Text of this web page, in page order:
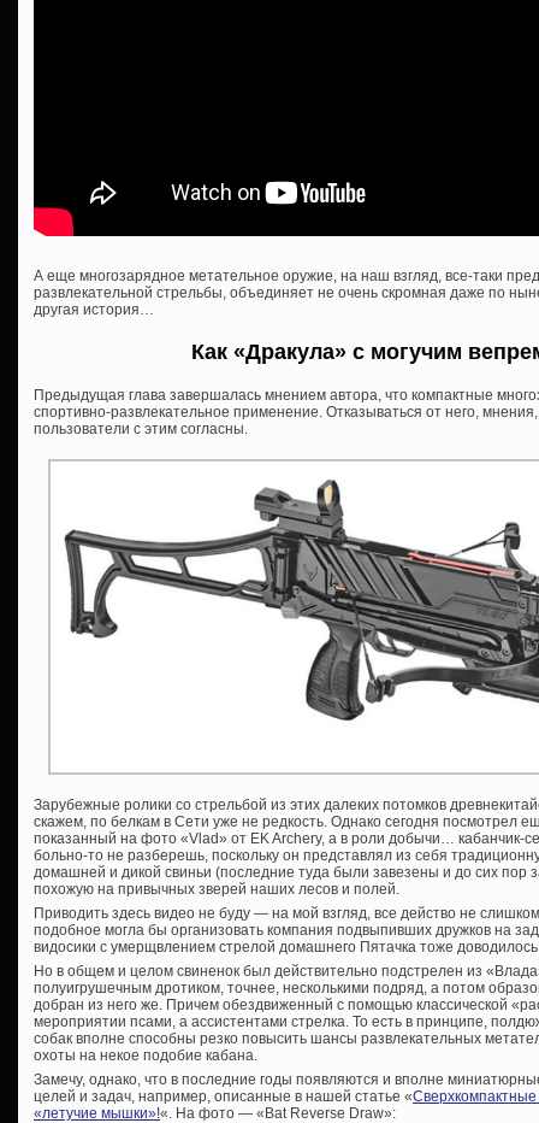
А еще многозарядное метательное оружие, на наш взгляд, все-таки
развлекательной стрельбы, объединяет не очень скромная даже по
другая история…
Как «Дракула» с могучим
Предыдущая глава завершалась мнением автора, что компактные
спортивно-развлекательное применение. Отказываться от него,
пользователи с этим согласны.
Зарубежные ролики со стрельбой из этих далеких потомков
скажем, по белкам в Сети уже не редкость. Однако сегодня посмотрел
показанный на фото «Vlad» от EK Archery, а в роли добычи… кабанчик-
больно-то не разберешь, поскольку он представлял из себя
домашней и дикой свиньи (последние туда были завезены и до сих пор
похожую на привычных зверей наших лесов и полей.
Приводить здесь видео не буду — на мой взгляд, все действо не
подобное могла бы организовать компания подвыпивших дружков на
видосики с умерщвлением стрелой домашнего Пятачка тоже доводилось
Но в общем и целом свиненок был действительно подстрелен из
полуигрушечным дротиком, точнее, несколькими подряд, а потом
добран из него же. Причем обездвиженный с помощью классической
мероприятии псами, а ассистентами стрелка. То есть в принципе,
собак вполне способны резко повысить шансы развлекательных
охоты на некое подобие кабана.
Замечу, однако, что в последние годы появляются и вполне
целей и задач, например, описанные в нашей статье «
«летучие мышки»!«. На фото — «Bat Reverse Draw»: